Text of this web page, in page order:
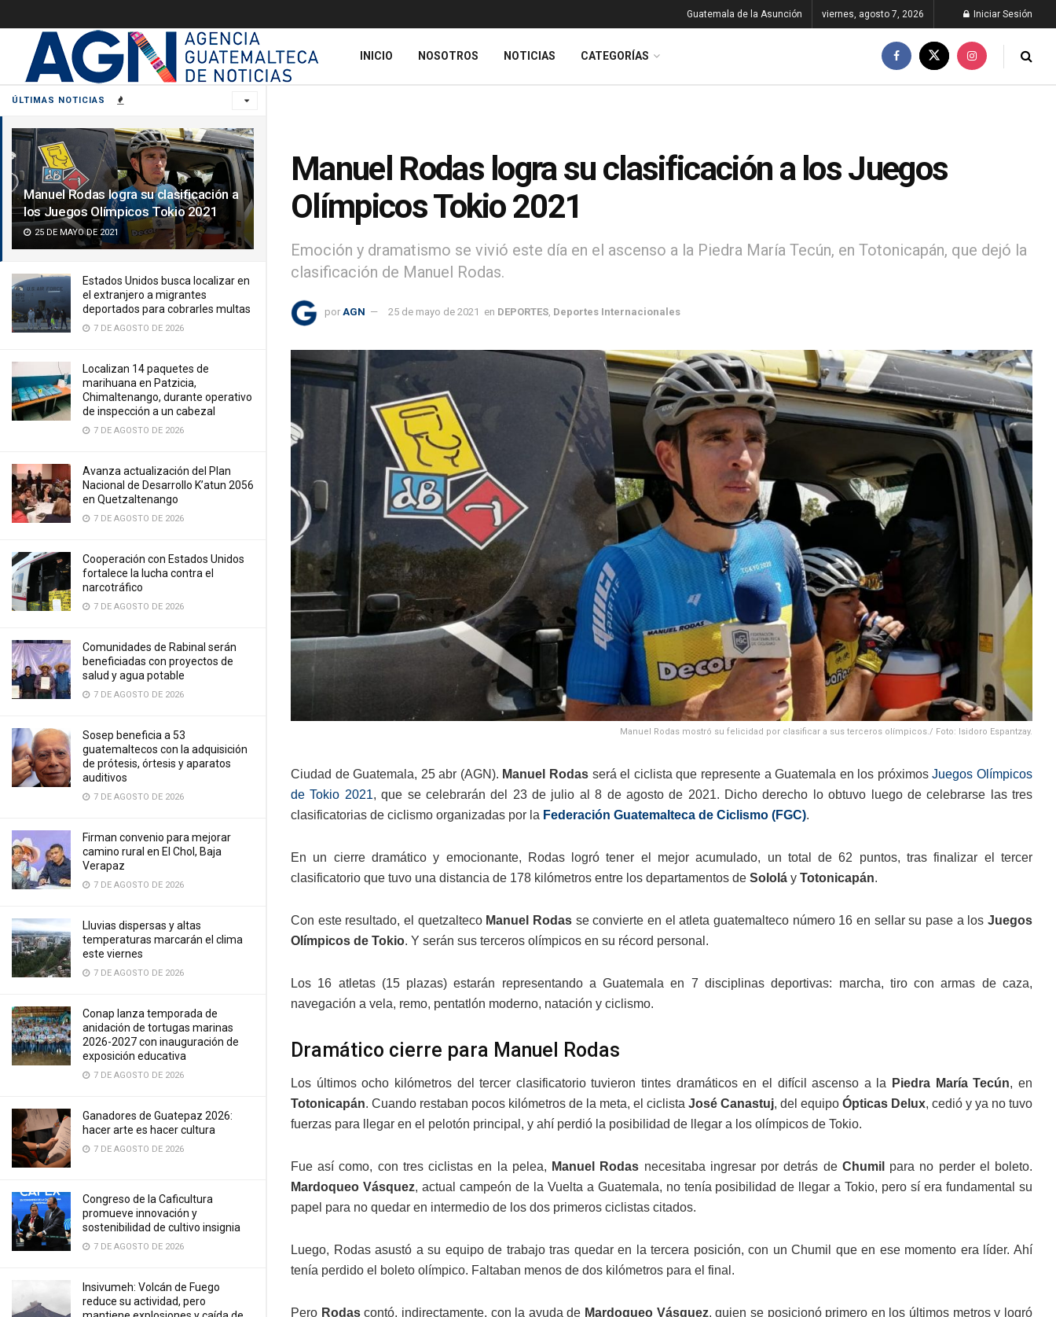
ÚLTIMAS NOTICIAS
Manuel Rodas logra su clasificación a
los Juegos Olímpicos Tokio 2021
25 DE MAYO DE 2021
Estados Unidos busca localizar en
el extranjero a migrantes
deportados para cobrarles multas
7 DE AGOSTO DE 2026
Localizan 14 paquetes de
marihuana en Patzicia,
Chimaltenango, durante operativo
de inspección a un cabezal
7 DE AGOSTO DE 2026
Avanza actualización del Plan
Nacional de Desarrollo K’atun 2056
en Quetzaltenango
7 DE AGOSTO DE 2026
Cooperación con Estados Unidos
fortalece la lucha contra el
narcotráfico
7 DE AGOSTO DE 2026
Comunidades de Rabinal serán
beneficiadas con proyectos de
salud y agua potable
7 DE AGOSTO DE 2026
Sosep beneficia a 53
guatemaltecos con la adquisición
de prótesis, órtesis y aparatos
auditivos
7 DE AGOSTO DE 2026
Firman convenio para mejorar
camino rural en El Chol, Baja
Verapaz
7 DE AGOSTO DE 2026
Lluvias dispersas y altas
temperaturas marcarán el clima
este viernes
7 DE AGOSTO DE 2026
Conap lanza temporada de
anidación de tortugas marinas
2026-2027 con inauguración de
exposición educativa
7 DE AGOSTO DE 2026
Ganadores de Guatepaz 2026:
hacer arte es hacer cultura
7 DE AGOSTO DE 2026
Congreso de la Caficultura
promueve innovación y
sostenibilidad de cultivo insignia
7 DE AGOSTO DE 2026
Insivumeh: Volcán de Fuego
reduce su actividad, pero
Guatemala de la Asunción viernes, agosto 7, 2026 Iniciar Sesión
INICIO NOSOTROS NOTICIAS CATEGORÍAS
Manuel Rodas logra su clasificación a los Juegos
Olímpicos Tokio 2021
Emoción y dramatismo se vivió este día en el ascenso a la Piedra María Tecún, en Totonicapán, que dejó la
clasificación de Manuel Rodas.
por AGN 25 de mayo de 2021 en DEPORTES Deportes Internacionales
Manuel Rodas mostró su felicidad por clasificar a sus terceros olímpicos./ Foto: Isidoro Espantzay.
Ciudad de Guatemala, 25 abr (AGN). Manuel Rodas será el ciclista que represente a Guatemala en los próximosJuegos Olímpicos
de Tokio 2021, que se celebrarán del 23 de julio al 8 de agosto de 2021. Dicho derecho lo obtuvo luego de celebrarse las tres
clasificatorias de ciclismo organizadas por la Federación Guatemalteca de Ciclismo (FGC).
En un cierre dramático y emocionante, Rodas logró tener el mejor acumulado, un total de 62 puntos, tras finalizar el tercer
clasificatorio que tuvo una distancia de 178 kilómetros entre los departamentos de Sololá y Totonicapán.
Con este resultado, el quetzalteco Manuel Rodas se convierte en el atleta guatemalteco número 16 en sellar su pase a losJuegos
Olímpicos de Tokio. Y serán sus terceros olímpicos en su récord personal.
Los 16 atletas (15 plazas) estarán representando a Guatemala en 7 disciplinas deportivas: marcha, tiro con armas de caza,
navegación a vela, remo, pentatlón moderno, natación y ciclismo.
Dramático cierre para Manuel Rodas
Los últimos ocho kilómetros del tercer clasificatorio tuvieron tintes dramáticos en el difícil ascenso a la Piedra María Tecún, en
Totonicapán. Cuando restaban pocos kilómetros de la meta, el ciclista José Canastuj, del equipo Ópticas Delux, cedió y ya no tuvo
fuerzas para llegar en el pelotón principal, y ahí perdió la posibilidad de llegar a los olímpicos de Tokio.
Fue así como, con tres ciclistas en la pelea, Manuel Rodas necesitaba ingresar por detrás de Chumil
para no perder el boleto.
Mardoqueo Vásquez, actual campeón de la Vuelta a Guatemala, no tenía posibilidad de llegar a Tokio, pero sí era fundamental su
papel para no quedar en intermedio de los dos primeros ciclistas citados.
Luego, Rodas asustó a su equipo de trabajo tras quedar en la tercera posición, con un Chumil que en ese momento era líder. Ahí
tenía perdido el boleto olímpico. Faltaban menos de dos kilómetros para el final.
Pero Rodascontó, indirectamente, con la ayuda de Mardoqueo Vásquez, quien se posicionó primero en los últimos metros y logró